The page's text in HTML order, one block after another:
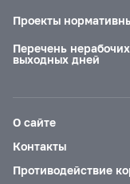
Проекты
Перечень
выходных дней
О сайте
Контакты
Противодействие